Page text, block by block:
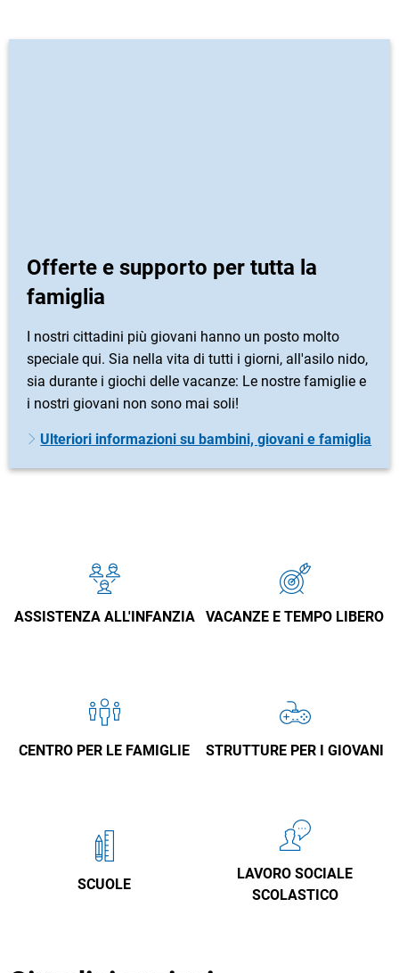
Offerte e supporto per tutta la
famiglia
I nostri cittadini più giovani hanno un posto molto
speciale qui. Sia nella vita di tutti i giorni, all'asilo nido,
sia durante i giochi delle vacanze: Le nostre famiglie e
i nostri giovani non sono mai soli!
Ulteriori informazioni su bambini, giovani e famiglia
ASSISTENZA ALL'INFANZIA VACANZE E TEMPO LIBERO
CENTRO PER LE FAMIGLIE STRUTTURE PER I GIOVANI
SCUOLE
LAVORO SOCIALE
SCOLASTICO